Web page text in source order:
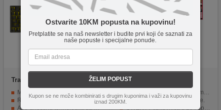
Ostvarite 10KM popusta na kupovinu!
Pretplatite se na naš newsletter i budite prvi koji će saznati za
naše popuste i specijalne ponude.
ŽELIM POPUST
Kupon se ne može kombinirati s drugim kuponima i važi za kupovinu
iznad 200KM.
Tracer
GAMEZONE UNIQUE
(PUDDING) USB
Mehanička konstrukcija sa dugim vijekom trajanja tastera
RGB pudding backlight koji ističe estetiku
Anti-ghosting tehnologija za bolje gejming performanse
hoco.
Gaming set s tipkovnicom i mišem.
RGB pozadinsko osvjetljenje.
QWERTY tipkovnica s 104 tipke.